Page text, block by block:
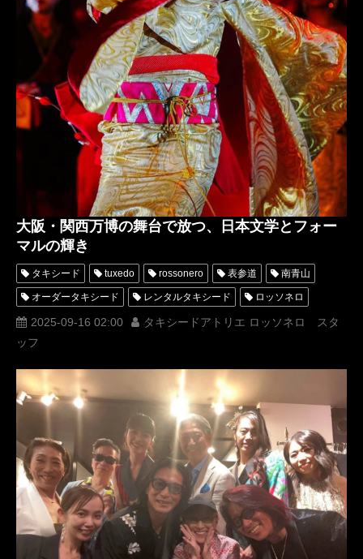
大阪・関西万博の舞台で放つ、日本文学とフォー
マルの輝き
タキシード tuxedo rossonero 表参道 南青山
オーダータキシード レンタルタキシード ロッソネロ
横山宗生 MUNETAKAYOKOYAMA
Tuxedo Atelier ROSSO NERO
レンタルタキシード東京 タキシード東京 着物ドレス
ダイアモンドユカイ ファッションショー
キモノドレス 波多晋 大阪・関西万博 関野早也香
Expo2025大阪・関西万博FestivalStation
2025-09-16 02:00
タキシードアトリエ ロッソネロ スタ
ッフ